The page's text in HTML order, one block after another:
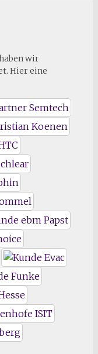
wir
Hier eine